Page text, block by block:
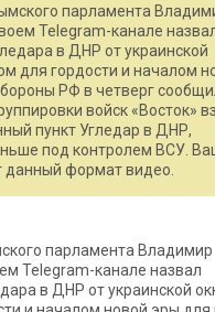
парламента
Telegram-канале
в ДНР от украинской
для гордости и началом
РФ в четверг
войск «Восток»
пункт Угледар в ДНР,
под контролем ВСУ.
формат видео.
парламента Владимир
Telegram-канале назвал
в ДНР от украинской